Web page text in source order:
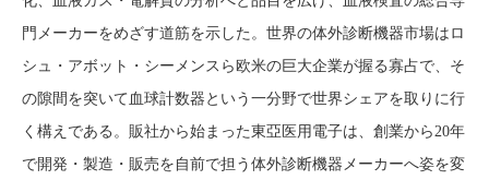
門メーカーをめざす道筋を示した。世界の体外診断機器市場はロ
シュ・アボット・シーメンスら欧米の巨大企業が握る寡占で、そ
の隙間を突いて血球計数器という一分野で世界シェアを取りに行
く構えである。販社から始まった東亞医用電子は、創業から20年
で開発・製造・販売を自前で担う体外診断機器メーカーへ姿を変